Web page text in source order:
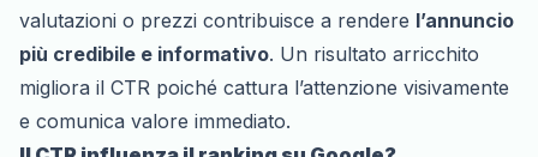
valutazioni o prezzi contribuisce a rendere l’annuncio
più credibile e informativo. Un risultato arricchito
migliora il CTR poiché cattura l’attenzione visivamente
e comunica valore immediato.